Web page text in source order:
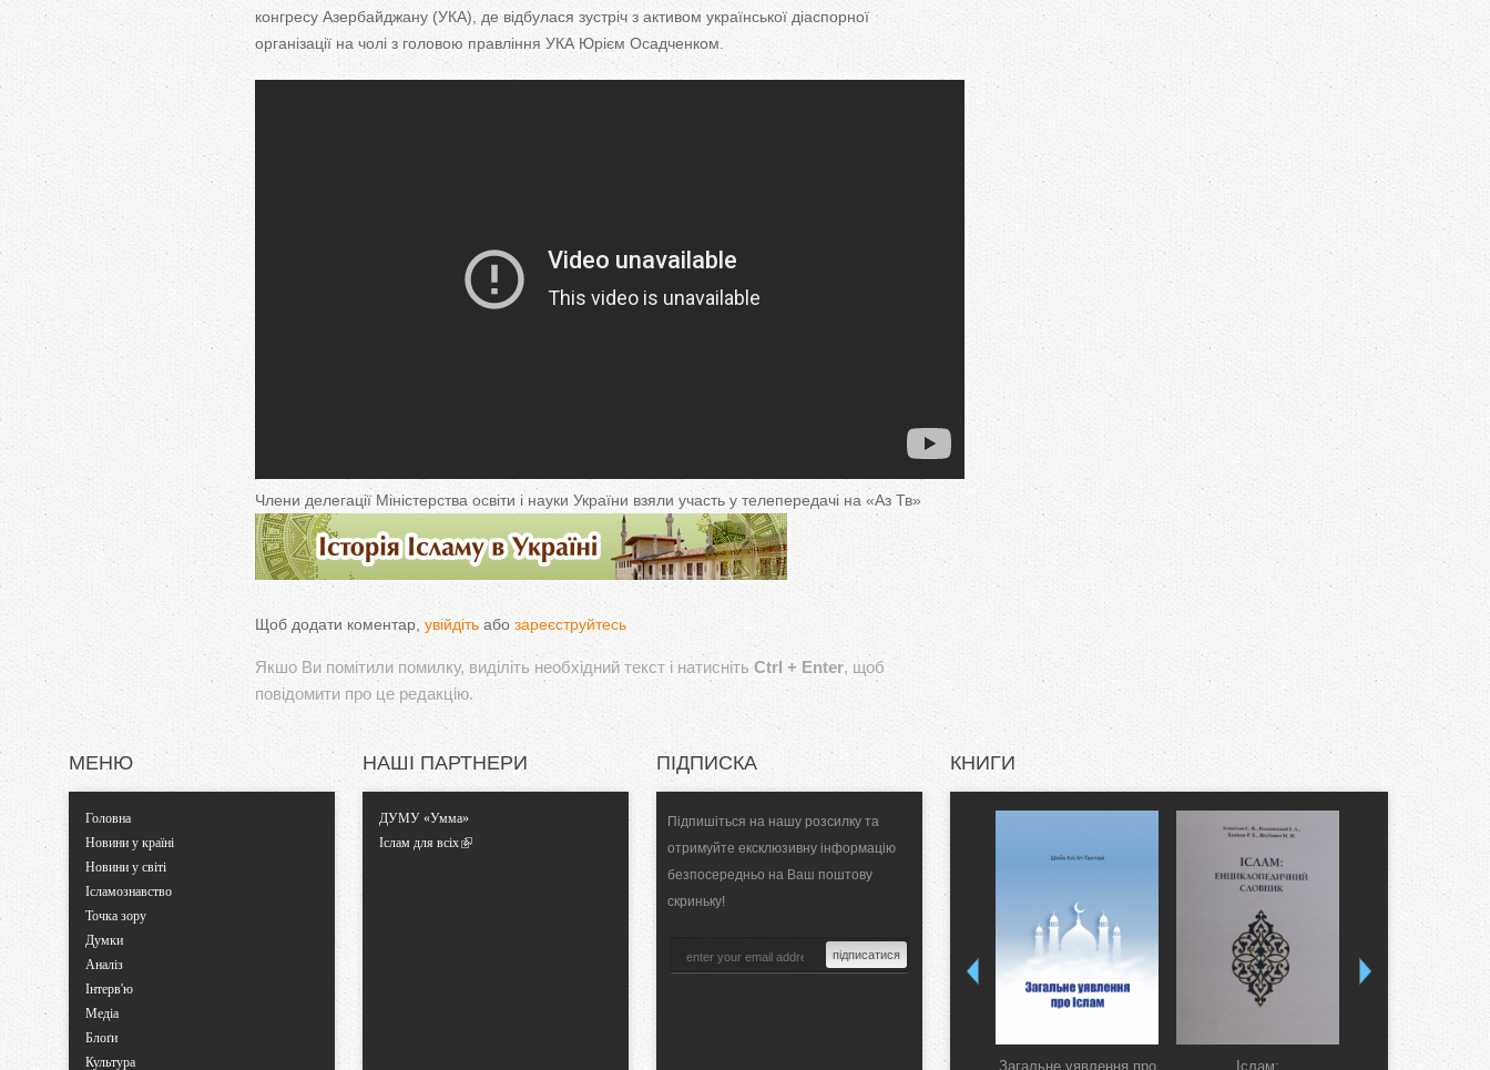
конгресу Азербайджану (УКА), де відбулася зустріч з активом української діаспорної
організації на чолі з головою правління УКА Юрієм Осадченком.
Члени делегації Міністерства освіти і науки України взяли участь у телепередачі на «Аз Тв»
Щоб додати коментар, увійдіть або зареєструйтесь
Якшо Ви помітили помилку, виділіть необхідний текст і натисніть Ctrl + Enter, щоб
повідомити про це редакцію.
МЕНЮ
Головна
Новини у країні
Новини у світі
Ісламознавство
Точка зору
Думки
Аналіз
Інтерв'ю
Медіа
Блоґи
Культура
НАШІ ПАРТНЕРИ
ДУМУ «Умма»
Іслам для всіх
ПІДПИСКА
Підпишіться на нашу розсилку та
отримуйте ексклюзивну інформацію
безпосередньо на Ваш поштову
скриньку!
КНИГИ
Загальне уявлення про Іслам: Коран.